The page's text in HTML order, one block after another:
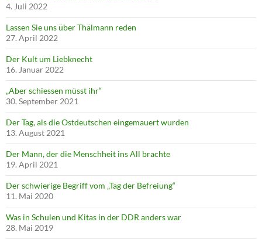
4. Juli 2022
Lassen Sie uns über Thälmann reden
27. April 2022
Der Kult um Liebknecht
16. Januar 2022
„Aber schiessen müsst ihr“
30. September 2021
Der Tag, als die Ostdeutschen eingemauert wurden
13. August 2021
Der Mann, der die Menschheit ins All brachte
19. April 2021
Der schwierige Begriff vom „Tag der Befreiung“
11. Mai 2020
Was in Schulen und Kitas in der DDR anders war
28. Mai 2019